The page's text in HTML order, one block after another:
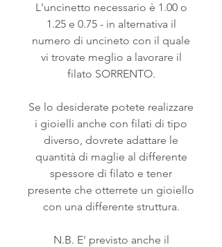
L'uncinetto necessario è 1.00 o
1.25 e 0.75 - in alternativa il
numero di uncineto con il quale
vi trovate meglio a lavorare il
filato SORRENTO.
Se lo desiderate potete realizzare
i gioielli anche con filati di tipo
diverso, dovrete adattare le
quantità di maglie al differente
spessore di filato e tener
presente che otterrete un gioiello
con una differente struttura.
N.B. E' previsto anche il